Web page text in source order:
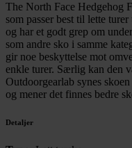
The North Face Hedgehog
som passer best til lette
og har et godt grep om
som andre sko i samme
gir noe beskyttelse mot
enkle turer. Særlig kan den
Outdoorgearlab synes
og mener det finnes bedre
Detaljer